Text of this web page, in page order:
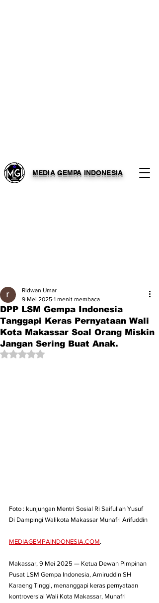
MEDIA GEMPA INDONESIA
DPP LSM Gempa Indonesia
Tanggapi Keras Pernyataan Wali
Kota Makassar Soal Orang Miskin
Jangan Sering Buat Anak.
Ridwan Umar
9 Mei 2025 1 menit membaca
Dinilai NaN dari 5 bintang.
Foto : kunjungan Mentri Sosial Ri Saifullah Yusuf
Di Dampingi Walikota Makassar Munafri Arifuddin
MEDIAGEMPAINDONESIA.COM.
Makassar, 9 Mei 2025 — Ketua Dewan Pimpinan
Pusat LSM Gempa Indonesia, Amiruddin SH
Karaeng Tinggi, menanggapi keras pernyataan
kontroversial Wali Kota Makassar, Munafri